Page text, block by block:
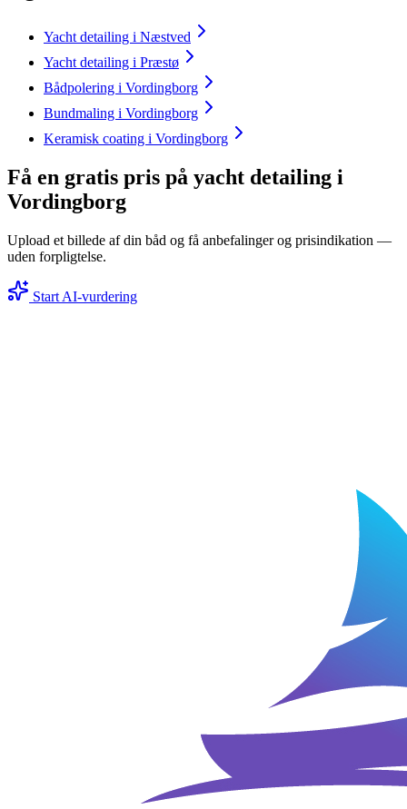
Yacht detailing i Næstved
Yacht detailing i Præstø
Bådpolering i Vordingborg
Bundmaling i Vordingborg
Keramisk coating i Vordingborg
Få en gratis pris på yacht detailing i
Vordingborg
Upload et billede af din båd og få anbefalinger og prisindikation —
uden forpligtelse.
Start AI-vurdering